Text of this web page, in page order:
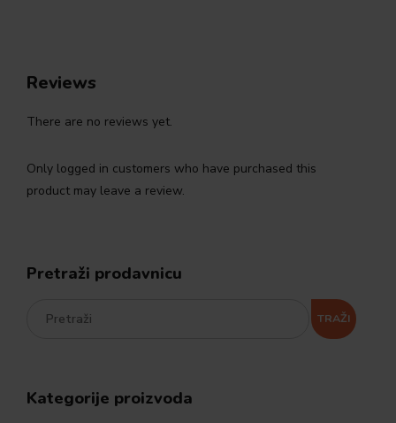
Reviews
There are no reviews yet.
Only logged in customers who have purchased this
product may leave a review.
Pretraži prodavnicu
TRAŽI
Kategorije proizvoda